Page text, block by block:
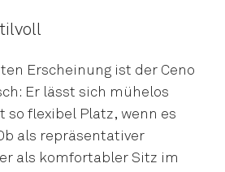
Erscheinung ist der Ceno
Er lässt sich mühelos
so flexibel Platz, wenn es
als repräsentativer
als komfortabler Sitz im